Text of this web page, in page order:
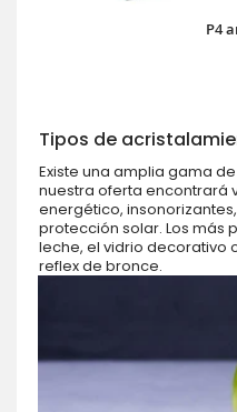
P4
Tipos de
Existe una amplia gama
nuestra oferta encontrará
energético,
protección solar. Los más
leche, el vidrio decorativo
reflex de bronce.